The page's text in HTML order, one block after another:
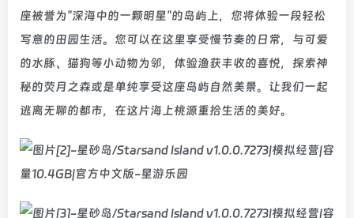
座被誉为"深海中的一颗明星"的岛屿上，您将体验一段轻松
写意的田园生活。您可以在这里享受慢节奏的日常，与可爱
的水豚、猫狗等小动物为邻，体验渔获丰收的喜悦，探索神
秘的荧月之森或是单纯享受这座岛屿自然美景。让我们一起
逃离无聊的都市，在这片海上桃源重拾生活的美好。